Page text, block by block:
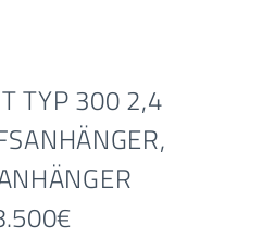
TYP 300 2,4